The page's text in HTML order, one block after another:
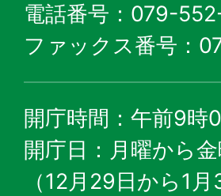
電話番号：079-
ファックス番号：
開庁時間：午前9
開庁日：月曜から
（12月29日から1